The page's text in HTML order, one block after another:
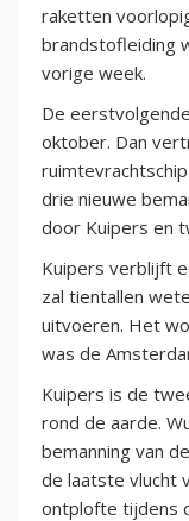
raketten
brandstofleiding
vorige week.
De
oktober. Dan
drie nieuwe
door Kuipers en
Kuipers verblijft
zal tientallen
uitvoeren. Het
was de
Kuipers is de
rond de aarde.
bemanning van
de laatste vlucht
ontplofte tijdens